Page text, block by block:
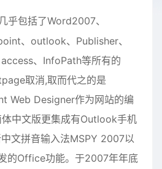
几乎包括了Word2007、
、outlook、Publisher、
、InfoPath等所有的
取消,取而代之的是
Web Designer作为网站的编
中文版更集成有Outlook手机
文拼音输入法MSPY 2007以
的Office功能。于2007年年底